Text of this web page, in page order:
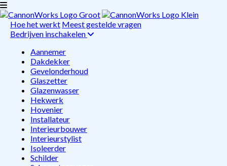
Hoe het werkt Meest gestelde vragen
Bedrijven inschakelen
Aannemer
Dakdekker
Gevelonderhoud
Glaszetter
Glazenwasser
Hekwerk
Hovenier
Installateur
Interieurbouwer
Interieurstylist
Isoleerder
Schilder